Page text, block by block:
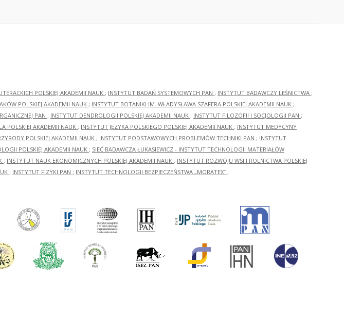
POLSKIEJ AKADEMII NAUK ; INSTYTUT BADAŃ SYSTEMOWYCH PAN ; INSTYTUT BADAWCZY LEŚNICTWA ;
POLSKIEJ AKADEMII NAUK ; INSTYTUT BOTANIKI IM. WŁADYSŁAWA SZAFERA POLSKIEJ AKADEMII NAUK ;
PAN ; INSTYTUT DENDROLOGII POLSKIEJ AKADEMII NAUK ; INSTYTUT FILOZOFII I SOCJOLOGII PAN ;
POLSKIEJ AKADEMII NAUK ; INSTYTUT JĘZYKA POLSKIEGO POLSKIEJ AKADEMII NAUK ; INSTYTUT MEDYCYNY
POLSKIEJ AKADEMII NAUK ; INSTYTUT PODSTAWOWYCH PROBLEMÓW TECHNIKI PAN ; INSTYTUT
POLSKIEJ AKADEMII NAUK ; SIEĆ BADAWCZA ŁUKASIEWICZ - INSTYTUT TECHNOLOGII MATERIAŁÓW
; INSTYTUT NAUK EKONOMICZNYCH POLSKIEJ AKADEMII NAUK ; INSTYTUT ROZWOJU WSI I ROLNICTWA POLSKIEJ
; INSTYTUT FIZYKI PAN ; INSTYTUT TECHNOLOGII BEZPIECZEŃSTWA „MORATEX” ;